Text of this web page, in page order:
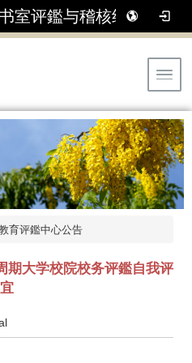
室评鑑与稽核组
育评鑑中心公告
期大学校院校务评鑑自我评